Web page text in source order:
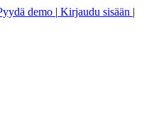
demo | Kirjaudu sisään |